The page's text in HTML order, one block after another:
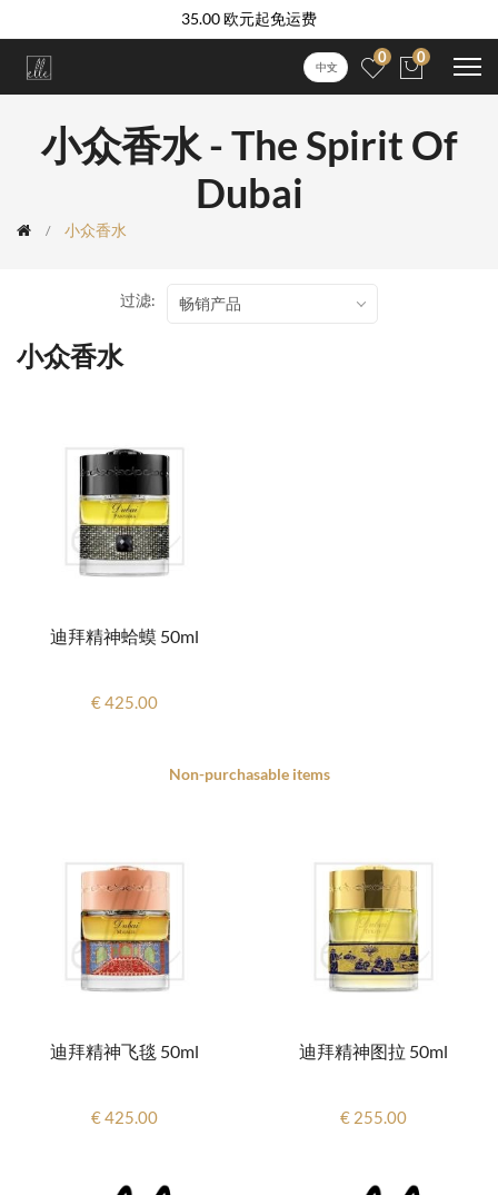
35.00 欧元起免运费
中文
0 0
小众香水 - The Spirit Of
Dubai
小众香水
小众香水
过滤: 畅销产品
迪拜精神蛤蟆 50ml
€ 425.00
Non-purchasable items
迪拜精神飞毯 50ml
€ 425.00
迪拜精神图拉 50ml
€ 255.00